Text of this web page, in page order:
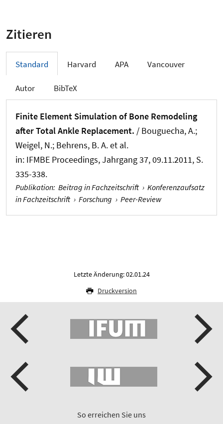
Zitieren
Standard Harvard APA Vancouver
Autor BibTeX
Finite Element Simulation of Bone Remodeling
after Total Ankle Replacement. / Bouguecha, A.;
Weigel, N.; Behrens, B. A. et al.
in: IFMBE Proceedings, Jahrgang 37, 09.11.2011, S.
335-338.
Publikation: Beitrag in Fachzeitschrift › Konferenzaufsatz
in Fachzeitschrift › Forschung › Peer-Review
Letzte Änderung: 02.01.24
Druckversion
So erreichen Sie uns